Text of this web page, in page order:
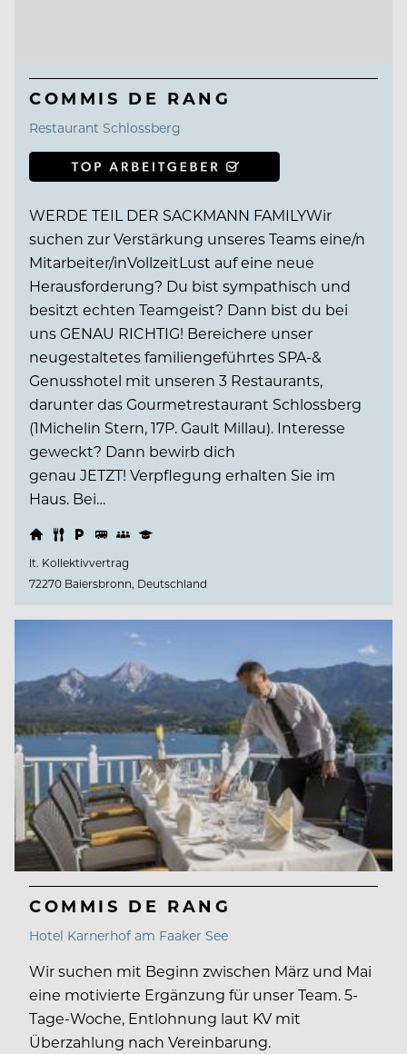
COMMIS DE RANG
Restaurant Schlossberg
WERDE TEIL DER SACKMANN FAMILYWir
suchen zur Verstärkung unseres Teams eine/n
Mitarbeiter/inVollzeitLust auf eine neue
Herausforderung? Du bist sympathisch und
besitzt echten Teamgeist? Dann bist du bei
uns GENAU RICHTIG! Bereichere unser
neugestaltetes familiengeführtes SPA-&
Genusshotel mit unseren 3 Restaurants,
darunter das Gourmetrestaurant Schlossberg
(1Michelin Stern, 17P. Gault Millau). Interesse
geweckt? Dann bewirb dich
genau JETZT! Verpflegung erhalten Sie im
Haus. Bei…
lt. Kollektivvertrag
72270 Baiersbronn, Deutschland
COMMIS DE RANG
Hotel Karnerhof am Faaker See
Wir suchen mit Beginn zwischen März und Mai
eine motivierte Ergänzung für unser Team. 5-
Tage-Woche, Entlohnung laut KV mit
Überzahlung nach Vereinbarung.